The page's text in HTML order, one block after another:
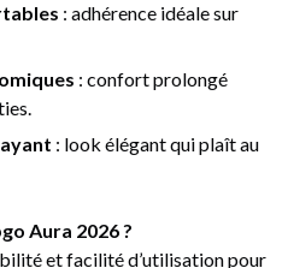
: adhérence idéale sur
: confort prolongé
: look élégant qui plaît au
Aura 2026 ?
et facilité d’utilisation pour